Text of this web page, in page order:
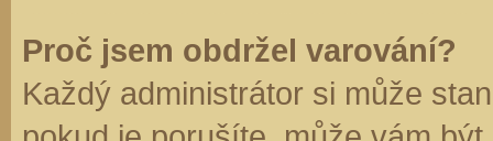
Proč jsem obdržel varování?
Každý administrátor si může